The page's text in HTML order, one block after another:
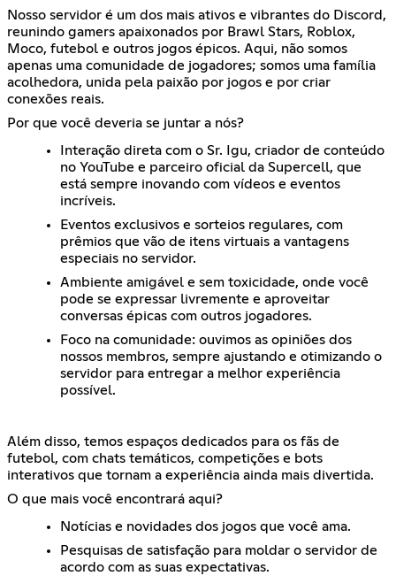
Nosso servidor é um dos mais ativos e vibrantes do Discord,
reunindo gamers apaixonados por Brawl Stars, Roblox,
Moco, futebol e outros jogos épicos. Aqui, não somos
apenas uma comunidade de jogadores; somos uma família
acolhedora, unida pela paixão por jogos e por criar
conexões reais.
Por que você deveria se juntar a nós?
Interação direta com o Sr. Igu, criador de conteúdo
no YouTube e parceiro oficial da Supercell, que
está sempre inovando com vídeos e eventos
incríveis.
Eventos exclusivos e sorteios regulares, com
prêmios que vão de itens virtuais a vantagens
especiais no servidor.
Ambiente amigável e sem toxicidade, onde você
pode se expressar livremente e aproveitar
conversas épicas com outros jogadores.
Foco na comunidade: ouvimos as opiniões dos
nossos membros, sempre ajustando e otimizando o
servidor para entregar a melhor experiência
possível.
Além disso, temos espaços dedicados para os fãs de
futebol, com chats temáticos, competições e bots
interativos que tornam a experiência ainda mais divertida.
O que mais você encontrará aqui?
Notícias e novidades dos jogos que você ama.
Pesquisas de satisfação para moldar o servidor de
acordo com as suas expectativas.